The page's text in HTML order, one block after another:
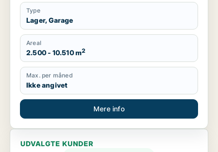
Type
Lager, Garage
Areal
2.500 - 10.510 m2
Max. per måned
Ikke angivet
Mere info
UDVALGTE KUNDER